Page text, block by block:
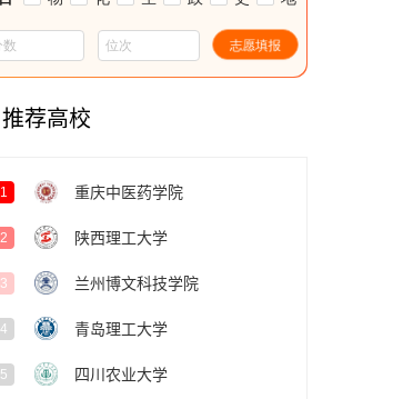
推荐高校
1 重庆中医药学院
2 陕西理工大学
3 兰州博文科技学院
4 青岛理工大学
5 四川农业大学